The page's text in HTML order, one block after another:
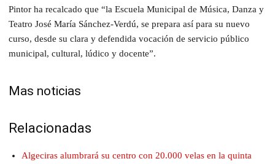
Pintor ha recalcado que “la Escuela Municipal de Música, Danza y
Teatro José María Sánchez-Verdú, se prepara así para su nuevo
curso, desde su clara y defendida vocación de servicio público
municipal, cultural, lúdico y docente”.
Mas noticias
Relacionadas
Algeciras alumbrará su centro con 20.000 velas en la quinta